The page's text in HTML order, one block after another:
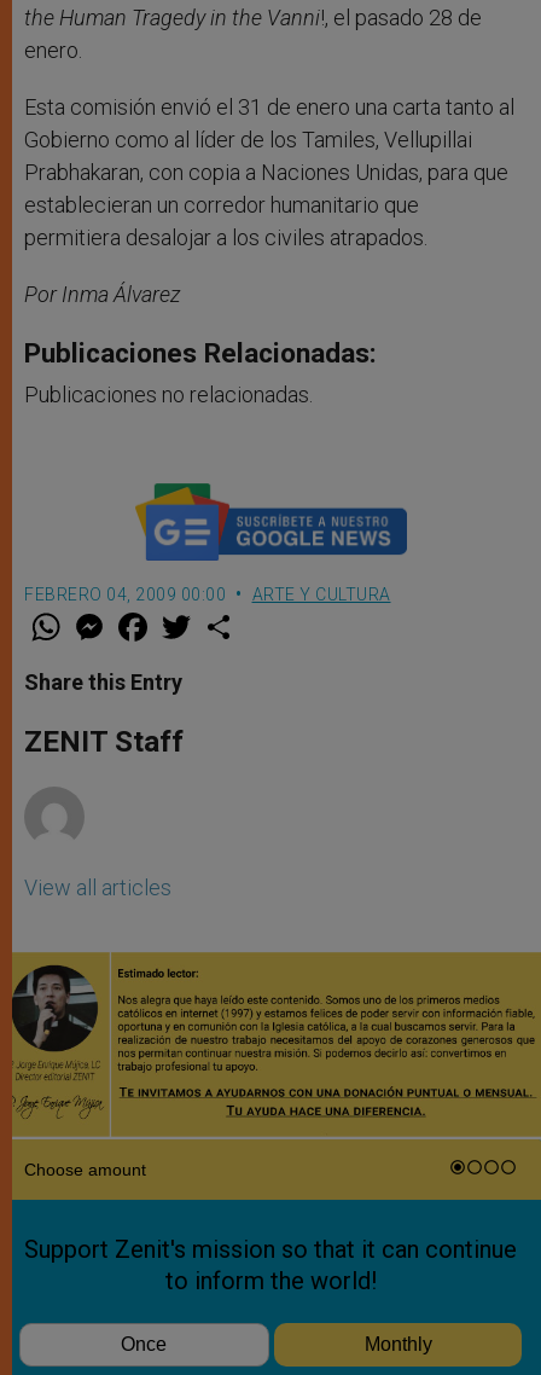
the Human Tragedy in the Vanni!, el pasado 28 de
enero.
Esta comisión envió el 31 de enero una carta tanto al
Gobierno como al líder de los Tamiles, Vellupillai
Prabhakaran, con copia a Naciones Unidas, para que
establecieran un corredor humanitario que
permitiera desalojar a los civiles atrapados.
Por Inma Álvarez
Publicaciones Relacionadas:
Publicaciones no relacionadas.
FEBRERO 04, 2009 00:00 ARTE Y CULTURA
W
t
s
p
p
M
e
s
e
g
e
F
a
e
b
o
k
w
Share this Entry
ZENIT Staff
View all articles